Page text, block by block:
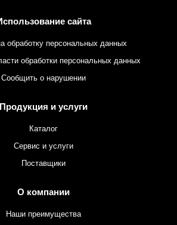
сайта
обработку персональных данных
обработки персональных данных
Сообщить о нарушении
Продукция и услуги
Каталог
Сервис и услуги
Поставщики
О компании
Наши преимущества